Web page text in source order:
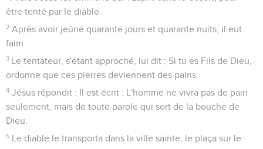
être tenté par le diable.
2 Après avoir jeûné quarante jours et quarante nuits, il eut
faim.
3 Le tentateur, s'étant approché, lui dit : Si tu es Fils de Dieu,
ordonne que ces pierres deviennent des pains.
4 Jésus répondit : Il est écrit : L'homme ne vivra pas de pain
seulement, mais de toute parole qui sort de la bouche de
Dieu.
5 Le diable le transporta dans la ville sainte, le plaça sur le